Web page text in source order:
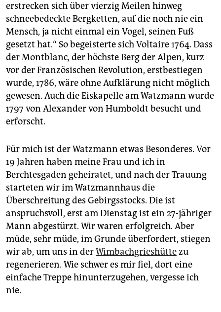
erstrecken sich über vierzig Meilen hinweg
schneebedeckte Bergketten, auf die noch nie ein
Mensch, ja nicht einmal ein Vogel, seinen Fuß
gesetzt hat.“ So begeisterte sich Voltaire 1764. Dass
der Montblanc, der höchste Berg der Alpen, kurz
vor der Französischen Revolution, erstbestiegen
wurde, 1786, wäre ohne Aufklärung nicht möglich
gewesen. Auch die Eiskapelle am Watzmann wurde
1797 von Alexander von Humboldt besucht und
erforscht.
Für mich ist der Watzmann etwas Besonderes. Vor
19 Jahren haben meine Frau und ich in
Berchtesgaden geheiratet, und nach der Trauung
starteten wir im Watzmannhaus die
Überschreitung des Gebirgsstocks. Die ist
anspruchsvoll, erst am Dienstag ist ein 27-jähriger
Mann abgestürzt. Wir waren erfolgreich. Aber
müde, sehr müde, im Grunde überfordert, stiegen
wir ab, um uns in derWimbachgrieshüttezu
regenerieren. Wie schwer es mir fiel, dort eine
einfache Treppe hinunterzugehen, vergesse ich
nie.